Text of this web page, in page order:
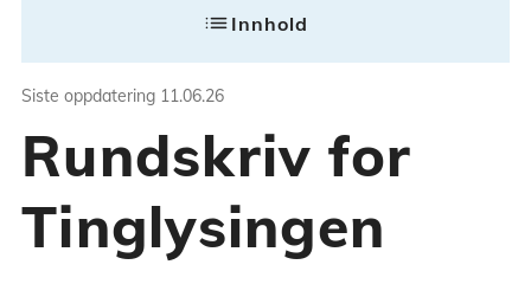
Rundskriv for
Rundskrivet er utarbeidet av
list Innhold
Siste oppdatering 11.06.26
Rundskriv for
Tinglysingen